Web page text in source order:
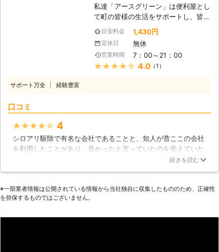
証書」と「管理保証書」の2通りの保
証書を提供しております。 ・「しろ
あり防除保証書」について シロアリ
が発生した場合に、被害にあった部位
を修理費用1,000万円上限として修理
させていただく保険会社加入の保証で
車の破損など、施工時の万が一の事故
ます。
2016年11月30日
私達「アースグリーン」は便利屋とし
て町の皆様の生活をサポートし、皆様
に代わってお困りごとを解決いたしま
す。 住まいの大敵であるシロアリの
駆除も私達の仕事です。 【シロアリ
の分布】 一口にシロアリと言って
も、実は日本には20種以上ものシロ
対してイエシロアリは、本州列島の南
側の比較的温暖な気候の地域に分布し
ています。ここ青森ではヤマトシロア
リの被害に注意するべきでしょう。
シロアリは土の中や湿度の高い環境を
目安料金 1,430円
定休日 無休
営業時間 7：00～21：00
★★★★★ 4.0（1）
サポート万全 経験豊富
口コミ
★★★★★ 4
シロアリ駆除で有名な会社であることと、知人が昔ここの会社
を利用したことがあり、良かったと言っていたのを覚えていた
ので、ここにお願いしました。営業担当の人の説明はとてもわ
じます。費用についても、予想より安かったので嬉しい誤算で
す。駆除の効果は、もっと時間が経過しないとわかりません
続きを読む
※⼀部業者情報は公開されている情報から当社独⾃に収集したもののため、正確性
を担保するものではございません。